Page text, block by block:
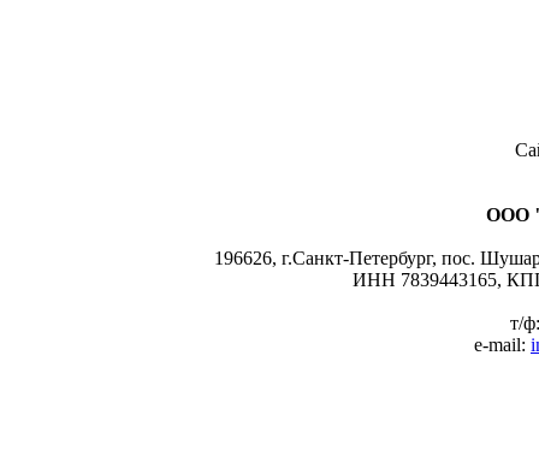
ООО
196626, г.Санкт-Петербург, пос.
ИНН 7839443165,
т/
e-mail: